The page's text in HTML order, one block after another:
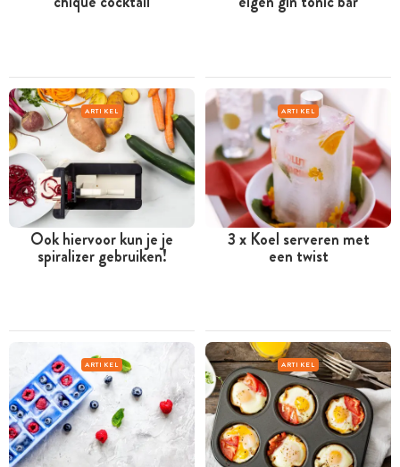
ARTIKEL
Ook hiervoor kun je je
spiralizer gebruiken!
ARTIKEL
3 x Koel serveren met
een twist
ARTIKEL ARTIKEL